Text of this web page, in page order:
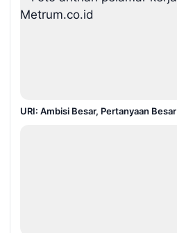
URI: Ambisi Besar, Pertanyaan Besar